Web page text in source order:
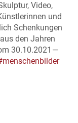
Video,
und
Schenkungen
den Jahren
30.10.2021 —